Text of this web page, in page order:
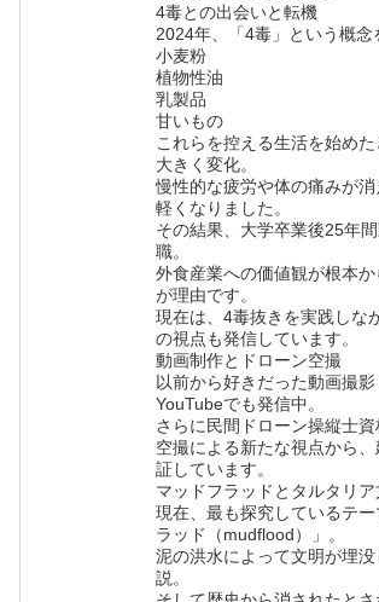
4毒との出会いと転機
2024年、「4毒」という概念
小麦粉
植物性油
乳製品
甘いもの
これらを控える生活を始め
大きく変化。
慢性的な疲労や体の痛みが
軽くなりました。
その結果、大学卒業後25年
職。
外食産業への価値観が根本か
が理由です。
現在は、4毒抜きを実践しな
の視点も発信しています。
動画制作とドローン空撮
以前から好きだった動画撮影
YouTubeでも発信中。
さらに民間ドローン操縦士資
空撮による新たな視点から
証しています。
マッドフラッドとタルタリア
現在、最も探究しているテ
ラッド（mudflood）」。
泥の洪水によって文明が埋
説。